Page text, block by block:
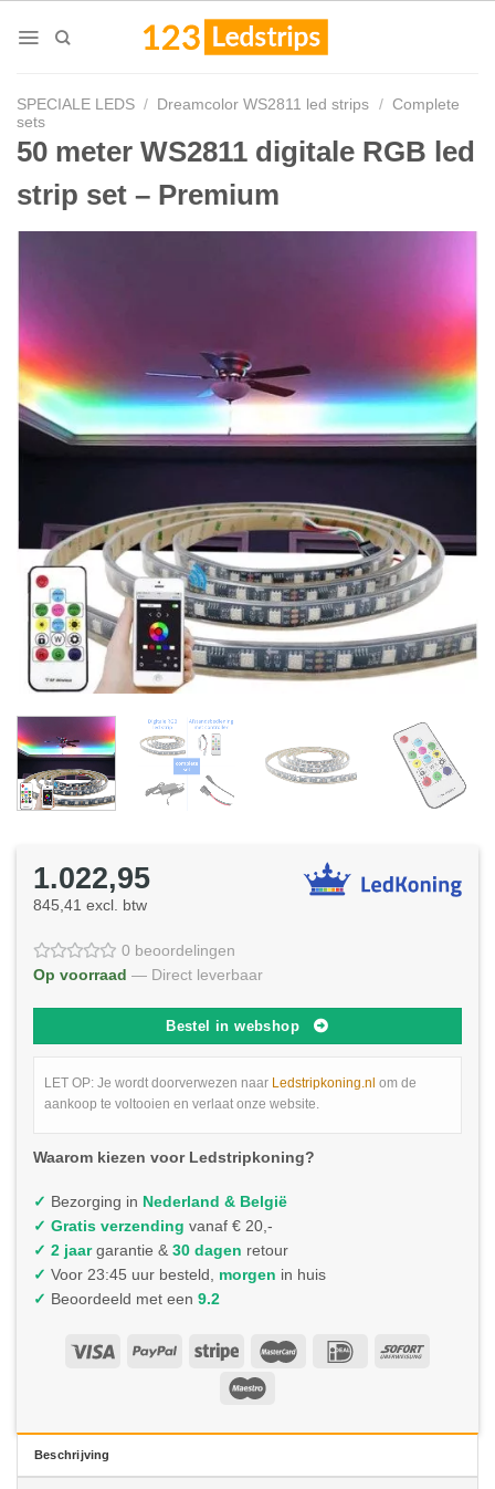
SPECIALE LEDS / Dreamcolor WS2811 led strips / Complete
sets
50 meter WS2811 digitale RGB led
strip set – Premium
1.022,95
845,41 excl. btw
0 beoordelingen
Op voorraad — Direct leverbaar
Bestel in webshop
LET OP: Je wordt doorverwezen naar Ledstripkoning.nl om de
aankoop te voltooien en verlaat onze website.
Waarom kiezen voor Ledstripkoning?
✓ Bezorging in Nederland & België
✓ Gratis verzending vanaf € 20,-
✓ 2 jaargarantie & 30 dagen retour
✓ Voor 23:45 uur besteld, morgen in huis
✓ Beoordeeld met een 9.2
Beschrijving